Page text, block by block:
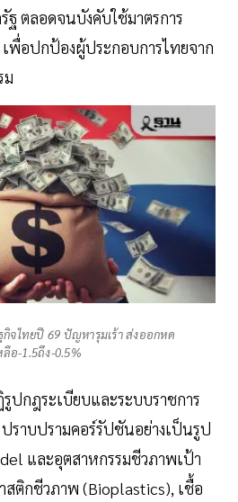
ฐ ตลอดจนบังคับใช้มาตรการ
เพื่อปกป้องผู้ประกอบการไทยจาก
ม
จไทยปี 69 ปัญหารุมเร้า ส่งออกหด
ลือ-1.5ถึง-0.5%
ปกฎระเบียบและระบบราชการ
ราบปรามคอร์รัปชันอย่างเป็นรูป
และอุตสาหกรรมชีวภาพเป้า
ติกชีวภาพ (Bioplastics), เชื้อ